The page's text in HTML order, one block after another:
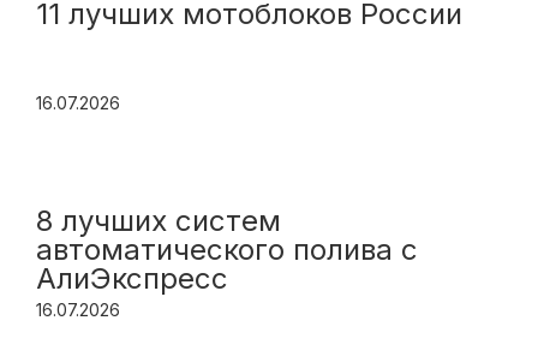
11 лучших мотоблоков России
16.07.2026
8 лучших систем
автоматического полива с
АлиЭкспресс
16.07.2026